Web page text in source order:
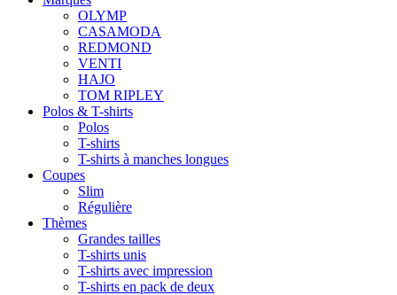
OLYMP
CASAMODA
REDMOND
VENTI
HAJO
TOM RIPLEY
Polos & T-shirts
Polos
T-shirts
T-shirts à manches longues
Coupes
Slim
Régulière
Thèmes
Grandes tailles
T-shirts unis
T-shirts avec impression
T-shirts en pack de deux